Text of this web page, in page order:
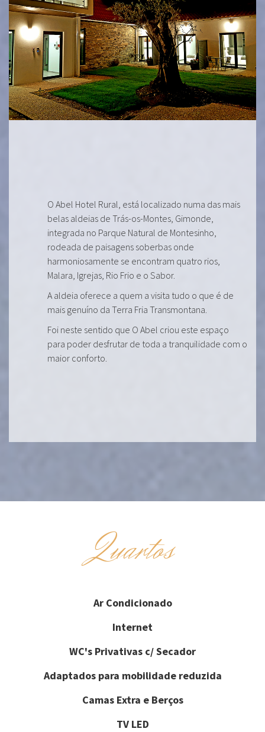
O Abel Hotel Rural, está localizado numa das mais
belas aldeias de Trás-os-Montes, Gimonde,
integrada no Parque Natural de Montesinho,
rodeada de paisagens soberbas onde
harmoniosamente se encontram quatro rios,
Malara, Igrejas, Rio Frio e o Sabor.
A aldeia oferece a quem a visita tudo o que é de
mais genuíno da Terra Fria Transmontana.
Foi neste sentido que O Abel criou este espaço
para poder desfrutar de toda a tranquilidade com o
maior conforto.
Quartos
Ar Condicionado
Internet
WC's Privativas c/ Secador
Adaptados para mobilidade reduzida
Camas Extra e Berços
TV LED